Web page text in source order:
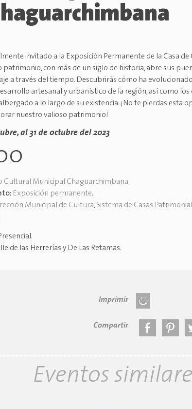
invitado a la Exposición Permanente de la Casa
patrimonio, con más de un siglo de historia, abre sus
a través del tiempo. Descubrirás cómo ha
artesanal y urbanístico de la región, así como
a lo largo de su existencia. ¡No te pierdas esta
nuestro valioso patrimonio!
al 31 de octubre del 2023
Cultural Municipal Chaguarchimbana.
Exposición permanente.
Municipal de Cultura, Sistema de Casas
.
de las Herrerías y De Las Retamas.
Imprimir
Compartir
Eventos